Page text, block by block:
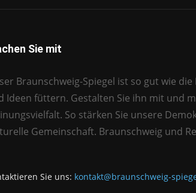
Sie mit
Braunschweig-Spiegel ist so gut wie
Ideen füttern. Gestalten Sie ihn mit und
So stärken Sie unsere
Gemeinschaft. Braunschweig und
Sie uns: kontakt@braunschweig-